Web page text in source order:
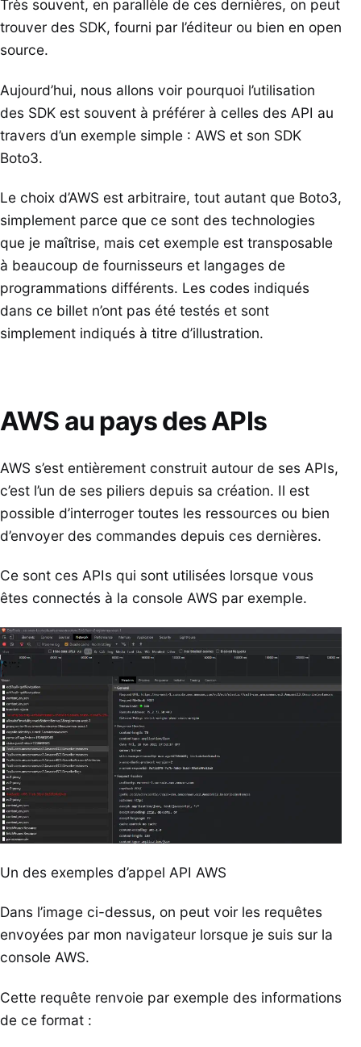
Très souvent, en parallèle de ces dernières, on peut
trouver des SDK, fourni par l’éditeur ou bien en open
source.
Aujourd’hui, nous allons voir pourquoi l’utilisation
des SDK est souvent à préférer à celles des API au
travers d’un exemple simple : AWS et son SDK
Boto3.
Le choix d’AWS est arbitraire, tout autant que Boto3,
simplement parce que ce sont des technologies
que je maîtrise, mais cet exemple est transposable
à beaucoup de fournisseurs et langages de
programmations différents. Les codes indiqués
dans ce billet n’ont pas été testés et sont
simplement indiqués à titre d’illustration.
AWS au pays des APIs
AWS s’est entièrement construit autour de ses APIs,
c’est l’un de ses piliers depuis sa création. Il est
possible d’interroger toutes les ressources ou bien
d’envoyer des commandes depuis ces dernières.
Ce sont ces APIs qui sont utilisées lorsque vous
êtes connectés à la console AWS par exemple.
Un des exemples d’appel API AWS
Dans l’image ci-dessus, on peut voir les requêtes
envoyées par mon navigateur lorsque je suis sur la
console AWS.
Cette requête renvoie par exemple des informations
de ce format :